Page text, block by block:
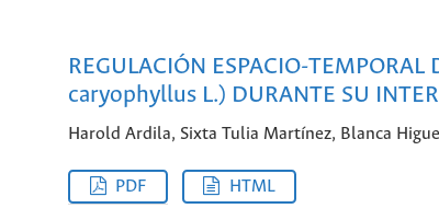
REGULACIÓN ESPACIO-
caryophyllus L.) DURANTE SU
Harold Ardila, Sixta Tulia Martínez, Blanca
PDF HTML